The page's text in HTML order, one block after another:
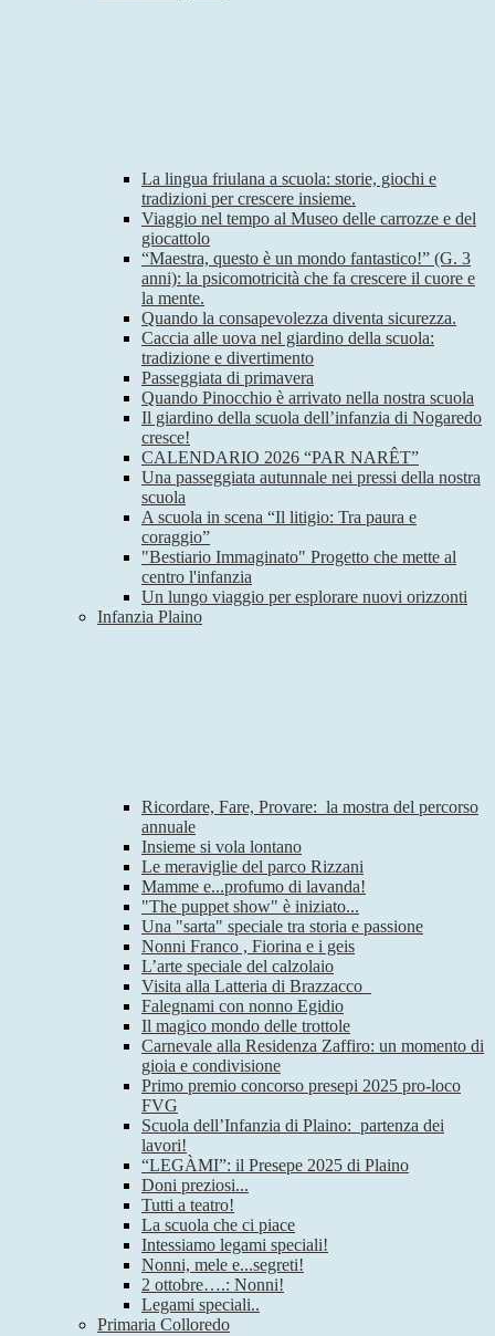
La lingua friulana a scuola: storie, giochi e
tradizioni per crescere insieme.
Viaggio nel tempo al Museo delle carrozze e del
giocattolo
“Maestra, questo è un mondo fantastico!” (G. 3
anni): la psicomotricità che fa crescere il cuore e
la mente.
Quando la consapevolezza diventa sicurezza.
Caccia alle uova nel giardino della scuola:
tradizione e divertimento
Passeggiata di primavera
Quando Pinocchio è arrivato nella nostra scuola
Il giardino della scuola dell’infanzia di Nogaredo
cresce!
CALENDARIO 2026 “PAR NARÊT”
Una passeggiata autunnale nei pressi della nostra
scuola
A scuola in scena “Il litigio: Tra paura e
coraggio”
"Bestiario Immaginato" Progetto che mette al
centro l'infanzia
Un lungo viaggio per esplorare nuovi orizzonti
Infanzia Plaino
Ricordare, Fare, Provare: la mostra del percorso
annuale
Insieme si vola lontano
Le meraviglie del parco Rizzani
Mamme e...profumo di lavanda!
"The puppet show" è iniziato...
Una "sarta" speciale tra storia e passione
Nonni Franco , Fiorina e i geis
L’arte speciale del calzolaio
Visita alla Latteria di Brazzacco
Falegnami con nonno Egidio
Il magico mondo delle trottole
Carnevale alla Residenza Zaffiro: un momento di
gioia e condivisione
Primo premio concorso presepi 2025 pro-loco
FVG
Scuola dell’Infanzia di Plaino: partenza dei
lavori!
“LEGÀMI”: il Presepe 2025 di Plaino
Doni preziosi...
Tutti a teatro!
La scuola che ci piace
Intessiamo legami speciali!
Nonni, mele e...segreti!
2 ottobre….: Nonni!
Legami speciali..
Primaria Colloredo